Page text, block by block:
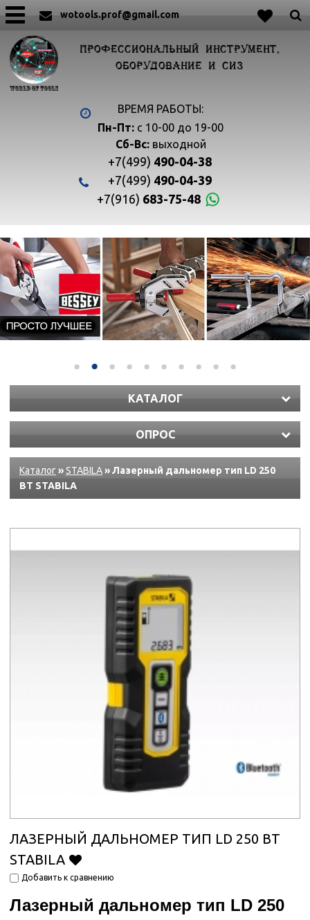
wotools.prof@gmail.com
ПРОФЕССИОНАЛЬНЫЙ ИНСТРУМЕНТ,
ОБОРУДОВАНИЕ И СИЗ
ВРЕМЯ РАБОТЫ:
Пн-Пт: с 10-00 до 19-00
Сб-Вс:выходной
+7(499) 490-04-38
+7(499) 490-04-39
+7(916) 683-75-48
 
КАТАЛОГ
ОПРОС
Каталог»STABILA» Лазерный дальномер тип LD 250
BT STABILA
ЛАЗЕРНЫЙ ДАЛЬНОМЕР ТИП LD 250 BT
STABILA
Добавить к сравнению
Лазерный дальномер тип LD 250